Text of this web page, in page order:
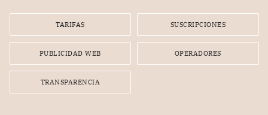
TARIFAS SUSCRIPCIONES
PUBLICIDAD WEB OPERADORES
TRANSPARENCIA